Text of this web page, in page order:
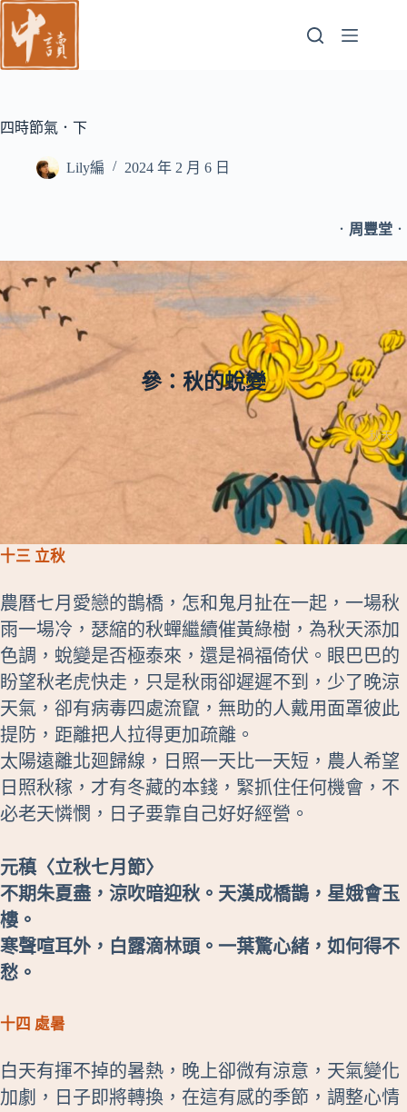
跳
至
主
容
四時節氣．下
Lily編 2024 年 2 月 6 日
． 周豐堂 ．
參：秋的蛻變
秋天
十三 立秋
農曆七月愛戀的鵲橋，怎和鬼月扯在一起，一場秋
雨一場冷，瑟縮的秋蟬繼續催黃綠樹，為秋天添加
色調，蛻變是否極泰來，還是禍福倚伏。眼巴巴的
盼望秋老虎快走，只是秋雨卻遲遲不到，少了晚涼
天氣，卻有病毒四處流竄，無助的人戴用面罩彼此
提防，距離把人拉得更加疏離。
太陽遠離北廻歸線，日照一天比一天短，農人希望
日照秋稼，才有冬藏的本錢，緊抓住任何機會，不
必老天憐憫，日子要靠自己好好經營。
元稹〈立秋七月節〉
不期朱夏盡，涼吹暗迎秋。天漢成橋鵲，星娥會玉
樓。
寒聲喧耳外，白露滴林頭。一葉驚心緒，如何得不
愁。
十四 處暑
白天有揮不掉的暑熱，晚上卻微有涼意，天氣變化
加劇，日子即將轉換，在這有感的季節，調整心情